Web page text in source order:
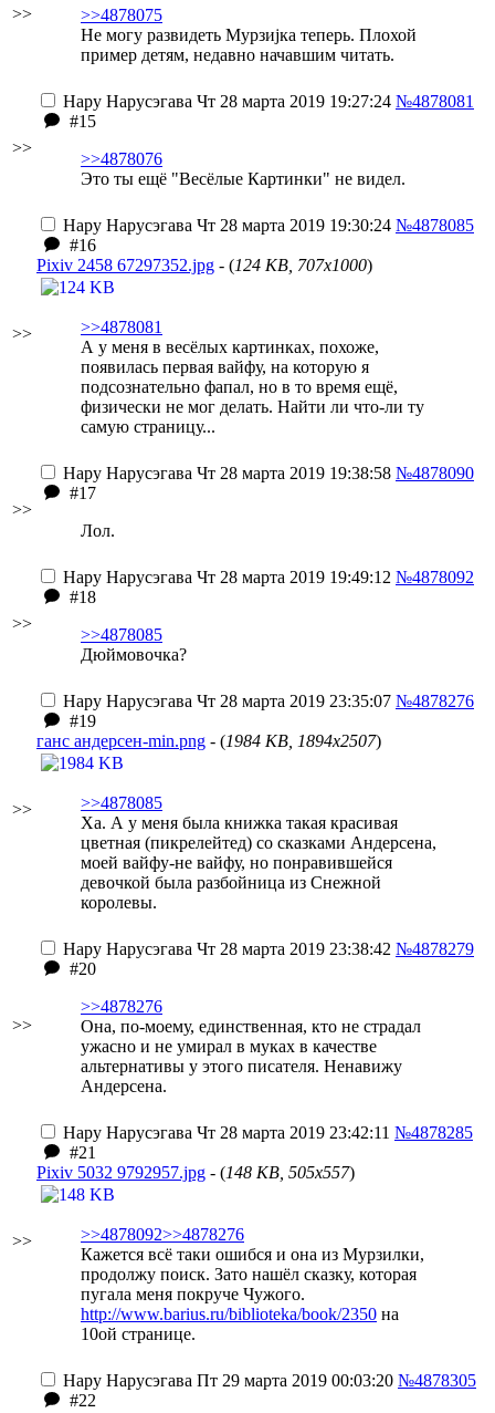
>>
>>4878075
Не могу развидеть Мурзиjка теперь. Плохой
пример детям, недавно начавшим читать.
>>
Нару Нарусэгава Чт 28 марта 2019 19:27:24 №4878081
#15
>>4878076
Это ты ещё "Весёлые Картинки" не видел.
>>
Нару Нарусэгава Чт 28 марта 2019 19:30:24 №4878085
#16
Pixiv 2458 67297352.jpg - (124 KB, 707x1000)
>>4878081
А у меня в весёлых картинках, похоже,
появилась первая вайфу, на которую я
подсознательно фапал, но в то время ещё,
физически не мог делать. Найти ли что-ли ту
самую страницу...
>>
Нару Нарусэгава Чт 28 марта 2019 19:38:58 №4878090
#17
Лол.
>>
Нару Нарусэгава Чт 28 марта 2019 19:49:12 №4878092
#18
>>4878085
Дюймовочка?
>>
Нару Нарусэгава Чт 28 марта 2019 23:35:07 №4878276
#19
ганс андерсен-min.png - (1984 KB, 1894x2507)
>>4878085
Ха. А у меня была книжка такая красивая
цветная (пикрелейтед) со сказками Андерсена,
моей вайфу-не вайфу, но понравившейся
девочкой была разбойница из Снежной
королевы.
>>
Нару Нарусэгава Чт 28 марта 2019 23:38:42 №4878279
#20
>>4878276
Она, по-моему, единственная, кто не страдал
ужасно и не умирал в муках в качестве
альтернативы у этого писателя. Ненавижу
Андерсена.
>>
Нару Нарусэгава Чт 28 марта 2019 23:42:11 №4878285
#21
Pixiv 5032 9792957.jpg - (148 KB, 505x557)
>>4878092>>4878276
Кажется всё таки ошибся и она из Мурзилки,
продолжу поиск. Зато нашёл сказку, которая
пугала меня покруче Чужого.
http://www.barius.ru/biblioteka/book/2350 на
10ой странице.
Нару Нарусэгава Пт 29 марта 2019 00:03:20 №4878305
#22